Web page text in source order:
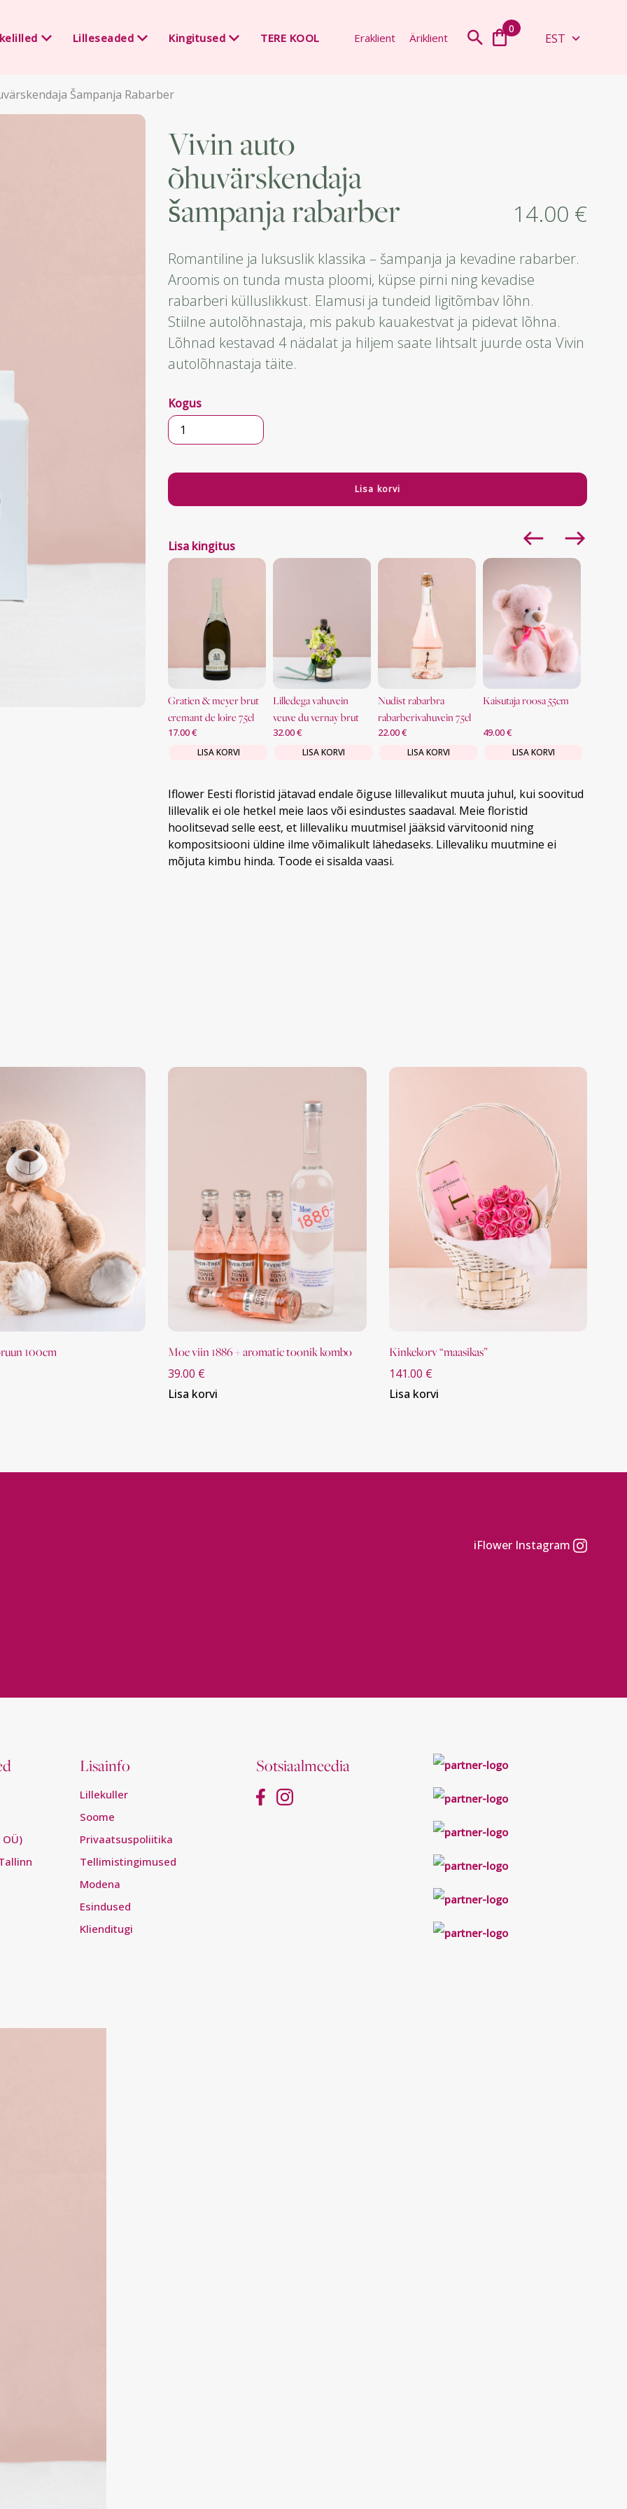
Lilleseaded Kingitused TERE KOOL Eraklient Äriklient
0
EST
Šampanja Rabarber
vivin auto
õhuvärskendaja
šampanja rabarber 14.00 €
Romantiline ja luksuslik klassika – šampanja ja kevadine rabarber.
Aroomis on tunda musta ploomi, küpse pirni ning kevadise
rabarberi külluslikkust. Elamusi ja tundeid ligitõmbav lõhn.
Stiilne autolõhnastaja, mis pakub kauakestvat ja pidevat lõhna.
Lõhnad kestavad 4 nädalat ja hiljem saate lihtsalt juurde osta Vivin
autolõhnastaja täite.
Kogus
VIVIN
Auto
Šampanja
kogus
Lisa korvi
Lisa kingitus
gratien & meyer brut
cremant de loire 75cl
12%
17.00€
LISA KORVI
lilledega vahuvein
veuve du vernay brut
75cl 11%
32.00€
LISA KORVI
nudist rabarbra
rabarberivahuvein 75cl
8%
22.00€
LISA KORVI
kaisutaja roosa 55cm
49.00€
LISA KORVI
Iflower Eesti floristid jätavad endale õiguse lillevalikut muuta juhul, kui soovitud
lillevalik ei ole hetkel meie laos või esindustes saadaval. Meie floristid
hoolitsevad selle eest, et lillevaliku muutmisel jääksid värvitoonid ning
kompositsiooni üldine ilme võimalikult lähedaseks. Lillevaliku muutmine ei
mõjuta kimbu hinda. Toode ei sisalda vaasi.
100cm moe viin 1886 + aromatic toonik kombo
39.00 €
Lisa korvi
kinkekorv “maasikas”
141.00 €
Lisa korvi
iFlower Instagram
Lisainfo
Lillekuller
Soome
Privaatsuspoliitika
Tellimistingimused
Modena
Esindused
Klienditugi
Sotsiaalmeedia